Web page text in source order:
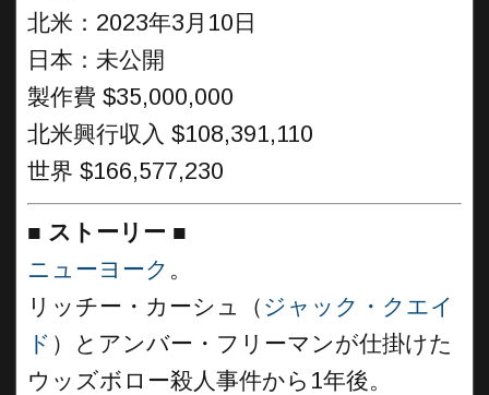
北米：2023年3月10日
日本：未公開
製作費 $35,000,000
北米興行収入 $108,391,110
世界 $166,577,230
■ ストーリー ■
ニューヨーク 。
リッチー・カーシュ（ ジャック・クエイ
ド ）とアンバー・フリーマンが仕掛けた
ウッズボロー殺人事件から1年後。